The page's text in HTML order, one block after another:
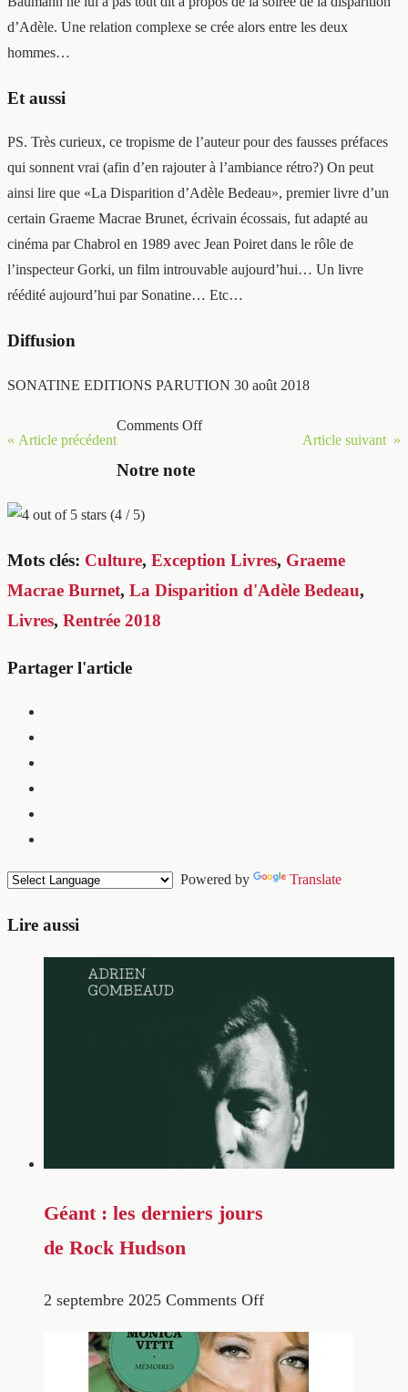
d’Adèle. Une relation complexe se crée alors entre les deux
hommes…
Et aussi
PS. Très curieux, ce tropisme de l’auteur pour des fausses préfaces
qui sonnent vrai (afin d’en rajouter à l’ambiance rétro?) On peut
ainsi lire que «La Disparition d’Adèle Bedeau», premier livre d’un
certain Graeme Macrae Brunet, écrivain écossais, fut adapté au
cinéma par Chabrol en 1989 avec Jean Poiret dans le rôle de
l’inspecteur Gorki, un film introuvable aujourd’hui… Un livre
réédité aujourd’hui par Sonatine… Etc…
Diffusion
SONATINE EDITIONS PARUTION 30 août 2018
« Article précédent Article suivant »
Comments Off
Notre note
(4 / 5)
Mots clés: Culture, Exception Livres, Graeme
Macrae Burnet, La Disparition d'Adèle Bedeau,
Livres, Rentrée 2018
Partager l'article
Powered by Translate
Lire aussi
Géant : les derniers jours
de Rock Hudson
2 septembre 2025 Comments Off